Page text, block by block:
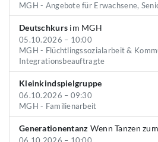
MGH - Angebote für Erwachsene,
Deutschkurs im MGH
05.10.2026 – 10:00
MGH - Flüchtlingssozialarbeit &
Integrationsbeauftragte
Kleinkindspielgruppe
06.10.2026 – 09:30
MGH - Familienarbeit
Generationentanz Wenn Tanzen